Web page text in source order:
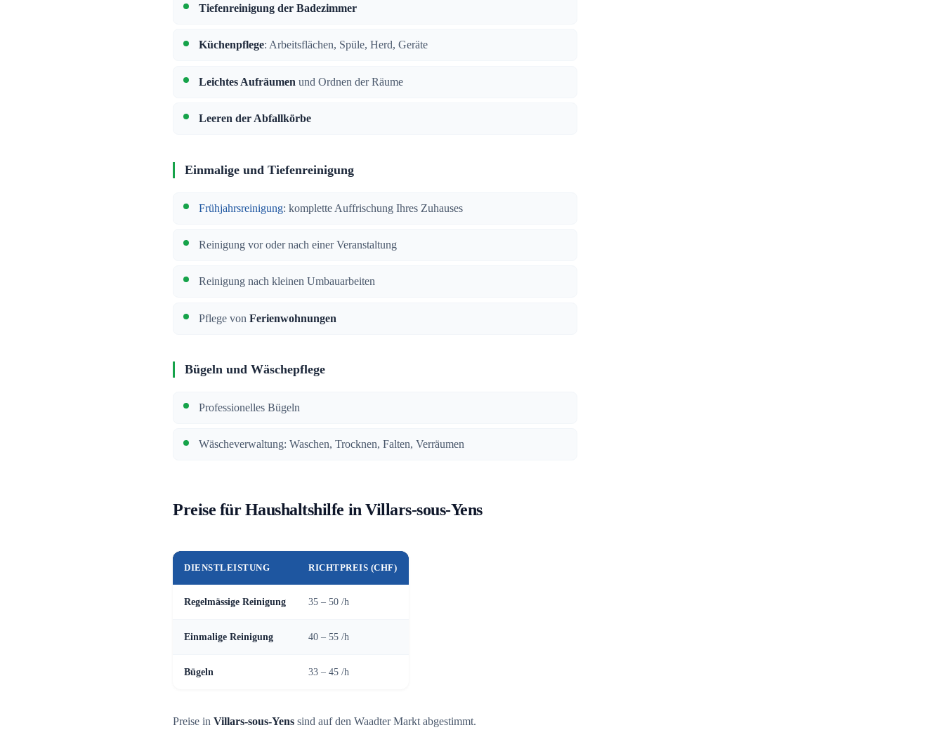
Tiefenreinigung der Badezimmer
Küchenpflege: Arbeitsflächen, Spüle, Herd, Geräte
Leichtes Aufräumen und Ordnen der Räume
Leeren der Abfallkörbe
Einmalige und Tiefenreinigung
Frühjahrsreinigung: komplette Auffrischung Ihres Zuhauses
Reinigung vor oder nach einer Veranstaltung
Reinigung nach kleinen Umbauarbeiten
Pflege von Ferienwohnungen
Bügeln und Wäschepflege
Professionelles Bügeln
Wäscheverwaltung: Waschen, Trocknen, Falten, Verräumen
Preise für Haushaltshilfe in Villars-sous-Yens
DIENSTLEISTUNG RICHTPREIS (CHF)
Regelmässige Reinigung 35 – 50 /h
Einmalige Reinigung 40 – 55 /h
Bügeln 33 – 45 /h
Preise in Villars-sous-Yens sind auf den Waadter Markt abgestimmt.